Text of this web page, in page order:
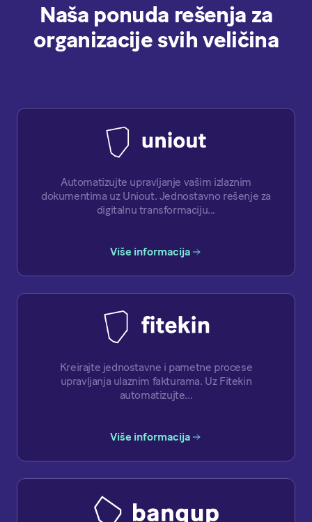
Naša ponuda rešenja za
organizacije svih veličina
Automatizujte upravljanje vašim izlaznim
dokumentima uz Uniout. Jednostavno rešenje za
digitalnu transformaciju...
Više informacija
Kreirajte jednostavne i pametne procese
upravljanja ulaznim fakturama. Uz Fitekin
automatizujte...
Više informacija